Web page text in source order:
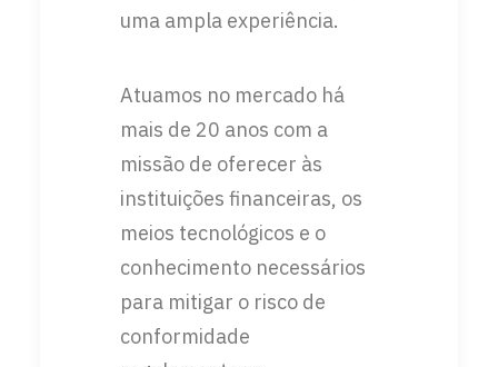
uma ampla experiência.
Atuamos no mercado há
mais de 20 anos com a
missão de oferecer às
instituições financeiras, os
meios tecnológicos e o
conhecimento necessários
para mitigar o risco de
conformidade